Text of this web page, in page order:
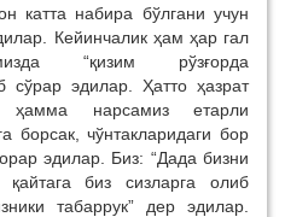
катта набира бўлгани учун
Кейинчалик ҳам ҳар гал
“қизим рўзғорда
сўрар эдилар. Ҳатто ҳазрат
ҳамма нарсамиз етарли
борсак, чўнтакларидаги бор
эдилар. Биз: “Дада бизни
биз сизларга олиб
табаррук” дер эдилар.